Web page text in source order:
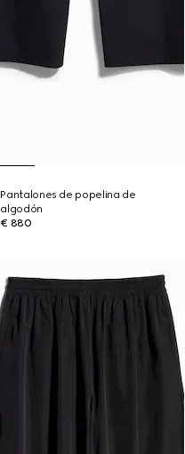
Pantalones de popelina de
algodón
€ 880